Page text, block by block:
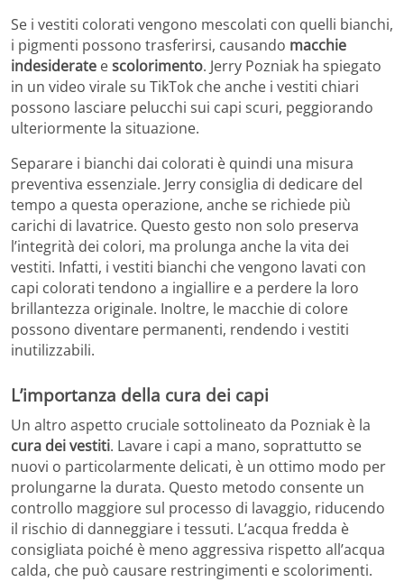
Se i vestiti colorati vengono mescolati con quelli bianchi,
i pigmenti possono trasferirsi, causando macchie
indesiderate escolorimento. Jerry Pozniak ha spiegato
in un video virale su TikTok che anche i vestiti chiari
possono lasciare pelucchi sui capi scuri, peggiorando
ulteriormente la situazione.
Separare i bianchi dai colorati è quindi una misura
preventiva essenziale. Jerry consiglia di dedicare del
tempo a questa operazione, anche se richiede più
carichi di lavatrice. Questo gesto non solo preserva
l’integrità dei colori, ma prolunga anche la vita dei
vestiti. Infatti, i vestiti bianchi che vengono lavati con
capi colorati tendono a ingiallire e a perdere la loro
brillantezza originale. Inoltre, le macchie di colore
possono diventare permanenti, rendendo i vestiti
inutilizzabili.
L’importanza della cura dei capi
Un altro aspetto cruciale sottolineato da Pozniak è la
cura dei vestiti. Lavare i capi a mano, soprattutto se
nuovi o particolarmente delicati, è un ottimo modo per
prolungarne la durata. Questo metodo consente un
controllo maggiore sul processo di lavaggio, riducendo
il rischio di danneggiare i tessuti. L’acqua fredda è
consigliata poiché è meno aggressiva rispetto all’acqua
calda, che può causare restringimenti e scolorimenti.